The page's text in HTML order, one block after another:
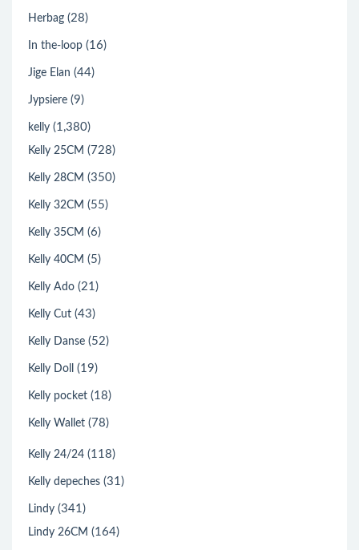
Herbag (28)
In the-loop (16)
Jige Elan (44)
Jypsiere (9)
kelly (1,380)
Kelly 25CM (728)
Kelly 28CM (350)
Kelly 32CM (55)
Kelly 35CM (6)
Kelly 40CM (5)
Kelly Ado (21)
Kelly Cut (43)
Kelly Danse (52)
Kelly Doll (19)
Kelly pocket (18)
Kelly Wallet (78)
Kelly 24/24 (118)
Kelly depeches (31)
Lindy (341)
Lindy 26CM (164)